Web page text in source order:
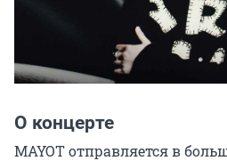
О концерте
MAYOT отправляется в